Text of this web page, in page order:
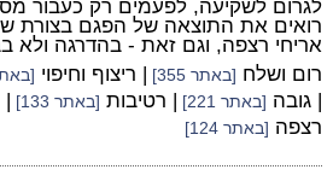
לגרום לשקיעה, לפעמים רק כעבור
רואים את התוצאה של הפגם בצורת
אריחי רצפה, וגם זאת - בהדרגה ולא
רום ושלח [באתר 355] | ריצוף וחיפוי [באתר
| גובה [באתר 221] | רטיבות [באתר 133] |
רצפה [באתר 124]